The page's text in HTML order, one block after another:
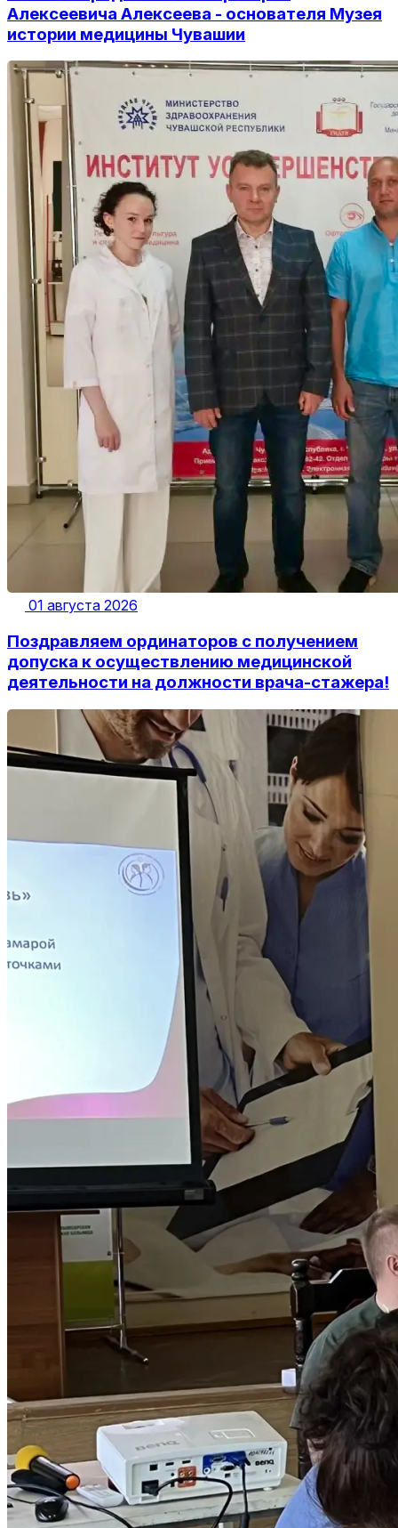
Алексеевича Алексеева - основателя Музея
истории медицины Чувашии
01 августа 2026
Поздравляем ординаторов с получением
допуска к осуществлению медицинской
деятельности на должности врача-стажера!